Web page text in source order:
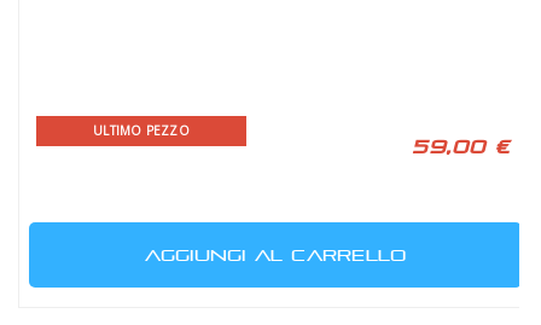
ULTIMO PEZZO
59,00 €
AGGIUNGI AL CARRELLO